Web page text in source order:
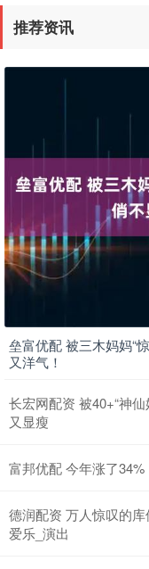
推荐资讯
垒富优配 被三木妈妈“
又洋气！
长宏网配资 被40+“神
又显瘦
富邦优配 今年涨了34%
德润配资 万人惊叹的
爱乐_演出